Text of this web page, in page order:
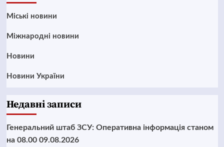
Mіські новини
Міжнародні новини
Новини
Новини України
Недавні записи
Генеральний штаб ЗСУ: Оперативна інформація станом
на 08.00 09.08.2026